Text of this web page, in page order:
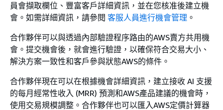
員會擷取欄位、豐富客戶詳細資訊，並在您核准後建立機
會。如需詳細資訊，請參閱 客服人員進行機會管理 。
合作夥伴可以與透過內部驗證程序路由的AWS賣方共用機
會。提交機會後，就會進行驗證，以確保符合交易大小、
解決方案一致性和客戶參與狀態AWS的條件。
合作夥伴現在可以在根據機會詳細資訊，建立接收 AI 支援
的每月經常性收入 (MRR) 預測和AWS產品建議的機會時，
使用交易規模調整。合作夥伴也可以匯入AWS定價計算器